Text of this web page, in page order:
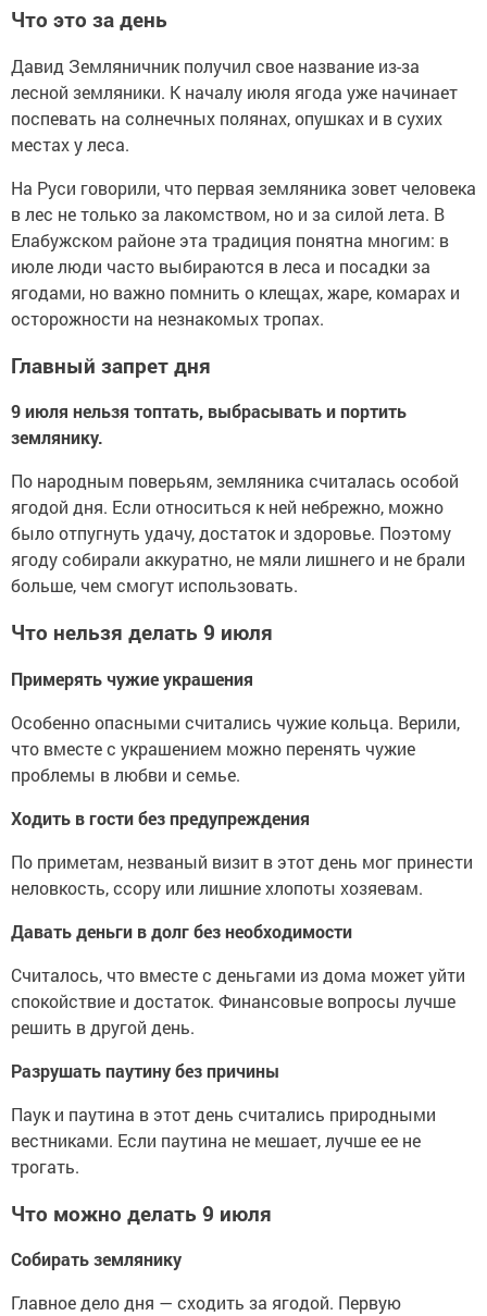
Что это за день
Давид Земляничник получил свое название из-за
лесной земляники. К началу июля ягода уже начинает
поспевать на солнечных полянах, опушках и в сухих
местах у леса.
На Руси говорили, что первая земляника зовет человека
в лес не только за лакомством, но и за силой лета. В
Елабужском районе эта традиция понятна многим: в
июле люди часто выбираются в леса и посадки за
ягодами, но важно помнить о клещах, жаре, комарах и
осторожности на незнакомых тропах.
Главный запрет дня
9 июля нельзя топтать, выбрасывать и портить
землянику.
По народным поверьям, земляника считалась особой
ягодой дня. Если относиться к ней небрежно, можно
было отпугнуть удачу, достаток и здоровье. Поэтому
ягоду собирали аккуратно, не мяли лишнего и не брали
больше, чем смогут использовать.
Что нельзя делать 9 июля
Примерять чужие украшения
Особенно опасными считались чужие кольца. Верили,
что вместе с украшением можно перенять чужие
проблемы в любви и семье.
Ходить в гости без предупреждения
По приметам, незваный визит в этот день мог принести
неловкость, ссору или лишние хлопоты хозяевам.
Давать деньги в долг без необходимости
Считалось, что вместе с деньгами из дома может уйти
спокойствие и достаток. Финансовые вопросы лучше
решить в другой день.
Разрушать паутину без причины
Паук и паутина в этот день считались природными
вестниками. Если паутина не мешает, лучше ее не
трогать.
Что можно делать 9 июля
Собирать землянику
Главное дело дня — сходить за ягодой. Первую